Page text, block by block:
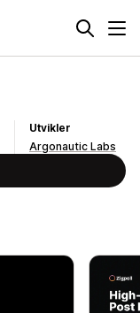
Utvikler
Argonautic Labs